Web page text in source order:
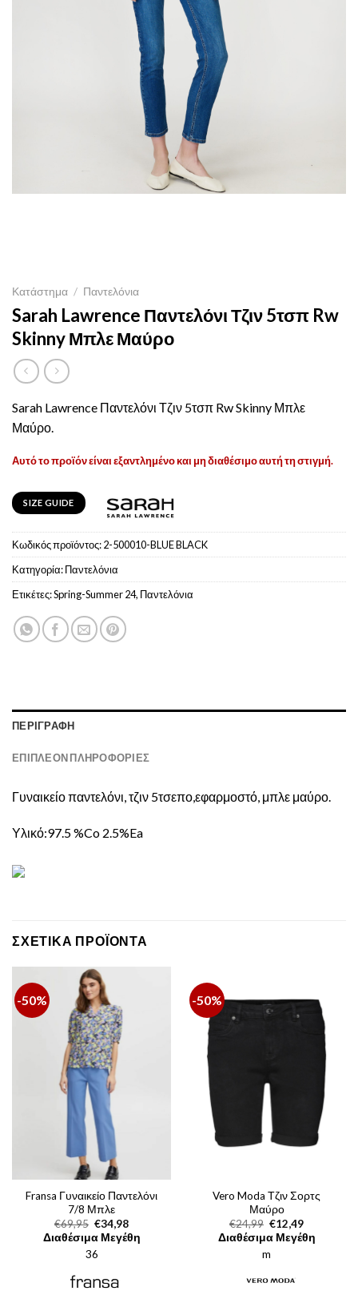
Κατάστημα / Παντελόνια
Sarah Lawrence Παντελόνι Τζιν 5τσπ Rw
Skinny Μπλε Μαύρο
Sarah Lawrence Παντελόνι Τζιν 5τσπ Rw Skinny Μπλε
Μαύρο.
Αυτό το προϊόν είναι εξαντλημένο και μη διαθέσιμο αυτή τη στιγμή.
SIZE GUIDE
Κωδικός προϊόντος:2-500010-BLUE BLACK
Κατηγορία:Παντελόνια
Ετικέτες:Spring-Summer 24, Παντελόνια
ΠΕΡΙΓΡΑΦΉ
ΕΠΙΠΛΈΟΝ ΠΛΗΡΟΦΟΡΊΕΣ
Γυναικείο παντελόνι, τζιν 5τσεπο,εφαρμοστό, μπλε μαύρο.
Υλικό:97.5 %Co 2.5%Ea
ΣΧΕΤΙΚΆ ΠΡΟΪΌΝΤΑ
-50%
Fransa Γυναικείο Παντελόνι
7/8 Μπλε
€69,95 Original
price
was:
€69,95.
€34,98Η
τρέχουσα
τιμή
Διαθέσιμα Μεγέθη
36
-50%
Vero Moda Τζιν Σορτς
Μαύρο
€24,99 Original
price
was:
€24,99.
€12,49Η
τρέχουσα
τιμή
Διαθέσιμα Μεγέθη
m